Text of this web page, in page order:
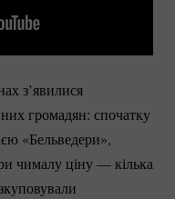
з’явилися
громадян: спочатку
«Бельведери»,
чималу ціну — кілька